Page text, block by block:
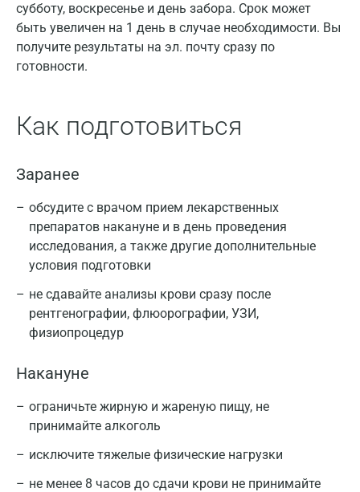
субботу, воскресенье и день забора. Срок может
быть увеличен на 1 день в случае необходимости. Вы
получите результаты на эл. почту сразу по
готовности.
Как подготовиться
Заранее
обсудите с врачом прием лекарственных
препаратов накануне и в день проведения
исследования, а также другие дополнительные
условия подготовки
не сдавайте анализы крови сразу после
рентгенографии, флюорографии, УЗИ,
физиопроцедур
Накануне
ограничьте жирную и жареную пищу, не
принимайте алкоголь
исключите тяжелые физические нагрузки
не менее 8 часов до сдачи крови не принимайте